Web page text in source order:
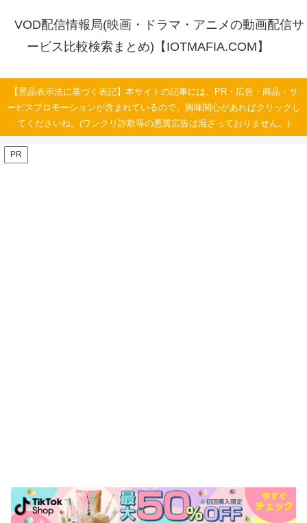
VOD配信情報局(映画・ドラマ・アニメの動画配信サ
ービス比較検索まとめ)【IOTMAFIA.COM】
【景品表示法に基づく表記】本サイトの記事には、PR・広告・商品・サ
ービスプロモーションが含まれているので、興味関心があればクリックし
てくださいね。(ワンクリ詐欺等の悪質広告は混ざっておりません。)
PR